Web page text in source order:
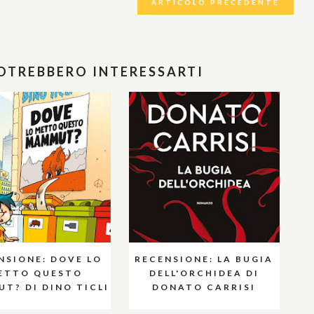
ARTICOLO PRECEDENTE
INTERESSARTI
DOVE LO
QUESTO
DI DINO TICLI
RECENSIONE: LA BUGIA
DELL'ORCHIDEA DI
DONATO CARRISI